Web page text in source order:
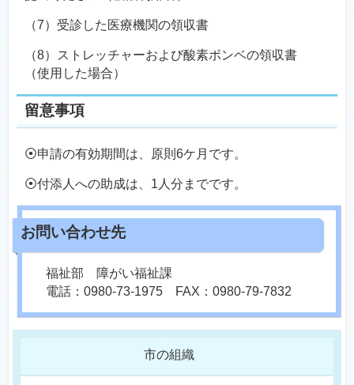
（7）受診した医療機関の領収書
（8）ストレッチャーおよび酸素ボンベの領収書
（使用した場合）
留意事項
⦿申請の有効期間は、原則6ケ月です。
⦿付添人への助成は、1人分までです。
福祉部 障がい福祉課
電話：0980-73-1975 FAX：0980-79-7832
市の組織